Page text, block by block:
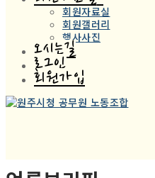
회원자료실
회원갤러리
행사사진
오시는길
로그인
회원가입